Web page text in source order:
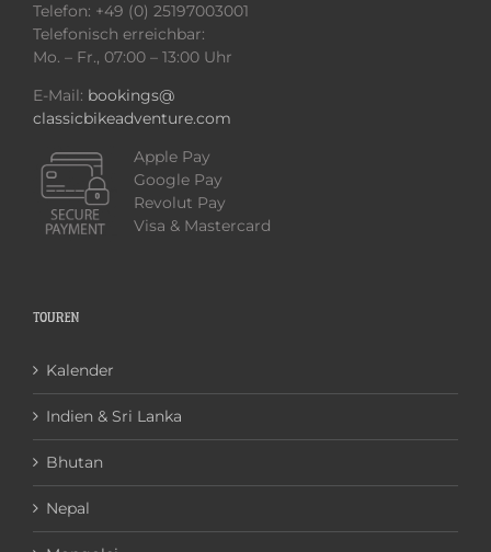
Telefon: +49 (0) 25197003001
Telefonisch erreichbar:
Mo. – Fr., 07:00 – 13:00 Uhr
E-Mail: bookings@
classicbikeadventure.com
Apple Pay
Google Pay
Revolut Pay
Visa & Mastercard
TOUREN
Kalender
Indien & Sri Lanka
Bhutan
Nepal